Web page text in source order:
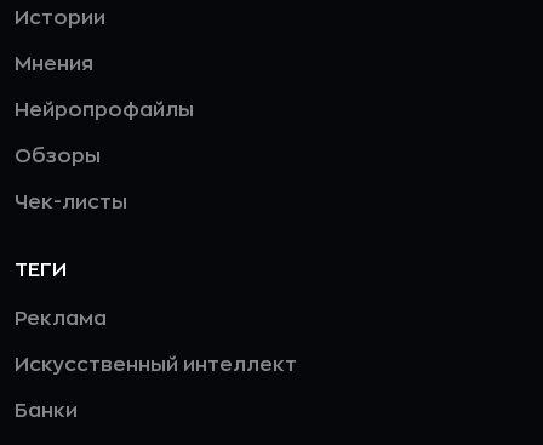
Истории
Мнения
Нейропрофайлы
Обзоры
Чек-листы
ТЕГИ
Реклама
Искусственный интеллект
Банки